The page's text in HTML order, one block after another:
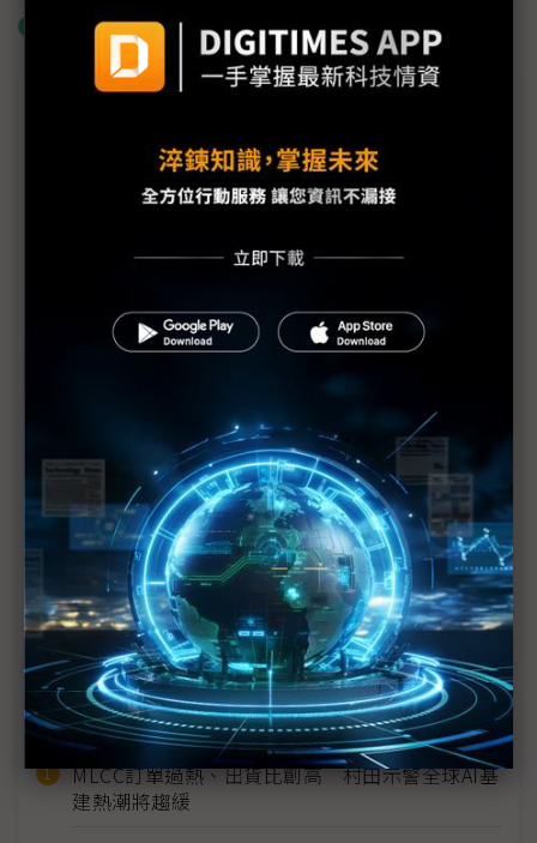
什麼是「關鍵字追蹤」
議題精選－「愛國消費」改變OLED版圖
「愛國消費」讓中國iPhone光環褪色，也讓中小尺寸
OLED市佔王位易主
京東方續投資8.6代IT用OLED 韓廠Wonik IPS傳獲
慎防中國面板「武器化」 韓痛失17年霸主後如何阻
止OLED產業潰堤？
近年中國營收慘過腰斬 SDC日益重視美國市場
中國重金追趕 IT用OLED蘋果鏈目前仍由韓企掌握
近７天熱門報導
MLCC訂單過熱、出貨比創高 村田示警全球AI基
建熱潮將趨緩